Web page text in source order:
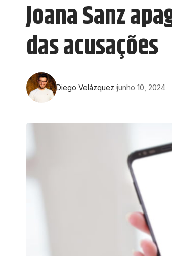
Joana Sanz
das acusações
Diego Velázquez junho 10, 2024